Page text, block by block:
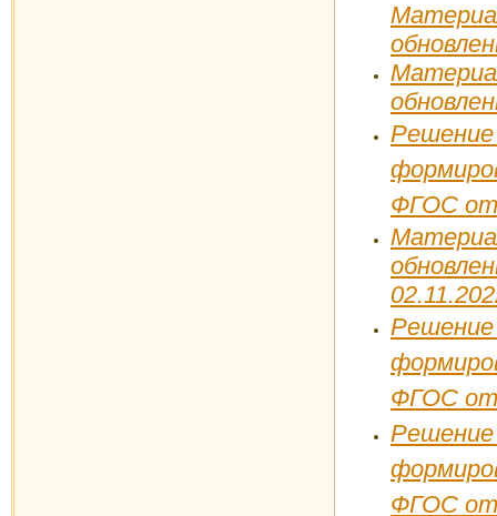
ФГОС
ФГОС
ФГОС от